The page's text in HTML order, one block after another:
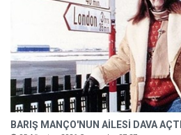
BARIŞ MANÇO'NUN AİLESİ DAVA AÇTI